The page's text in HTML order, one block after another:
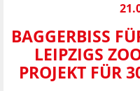
BAGGERBISS
LEIPZIGS
PROJEKT FÜR